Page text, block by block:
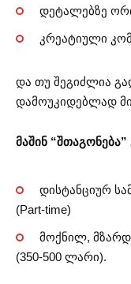
დეტალებზე
კრეატიული
და თუ შეგიძლია
დამოუკიდებლად
მაშინ
დისტანციურ
(Part-time)
მოქნილ, მზარდ
(350-500 ლარი).